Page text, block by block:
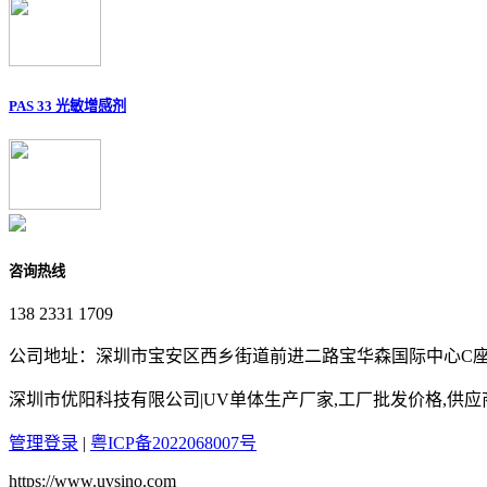
PAS 33 光敏增感剂
咨询热线
138 2331 1709
公司地址：深圳市宝安区西乡街道前进二路宝华森国际中心C
深圳市优阳科技有限公司|UV单体生产厂家,工厂批发价格,供应
管理登录 | 粤ICP备2022068007号
https://www.uvsino.com